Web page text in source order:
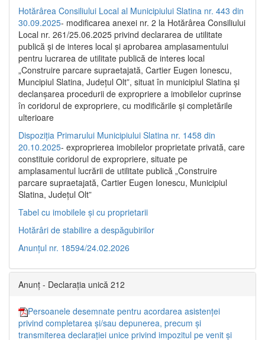
Hotărârea Consiliului Local al Municipiului Slatina nr. 443 din
30.09.2025- modificarea anexei nr. 2 la Hotărârea Consiliului
Local nr. 261/25.06.2025 privind declararea de utilitate
publică şi de interes local şi aprobarea amplasamentului
pentru lucrarea de utilitate publică de interes local
„Construire parcare supraetajată, Cartier Eugen Ionescu,
Muncipiul Slatina, Judeţul Olt”, situat în municipiul Slatina şi
declanşarea procedurii de expropriere a imobilelor cuprinse
în coridorul de expropriere, cu modificările şi completările
ulterioare
Dispoziția Primarului Municipiului Slatina nr. 1458 din
20.10.2025- exproprierea imobilelor proprietate privată, care
constituie coridorul de expropriere, situate pe
amplasamentul lucrării de utilitate publică „Construire
parcare supraetajată, Cartier Eugen Ionescu, Municipiul
Slatina, Județul Olt”
Tabel cu imobilele și cu proprietarii
Hotărâri de stabilire a despăgubirilor
Anunțul nr. 18594/24.02.2026
Anunț - Declarația unică 212
Persoanele desemnate pentru acordarea asistenței
privind completarea și/sau depunerea, precum și
transmiterea declarației unice privind impozitul pe venit și